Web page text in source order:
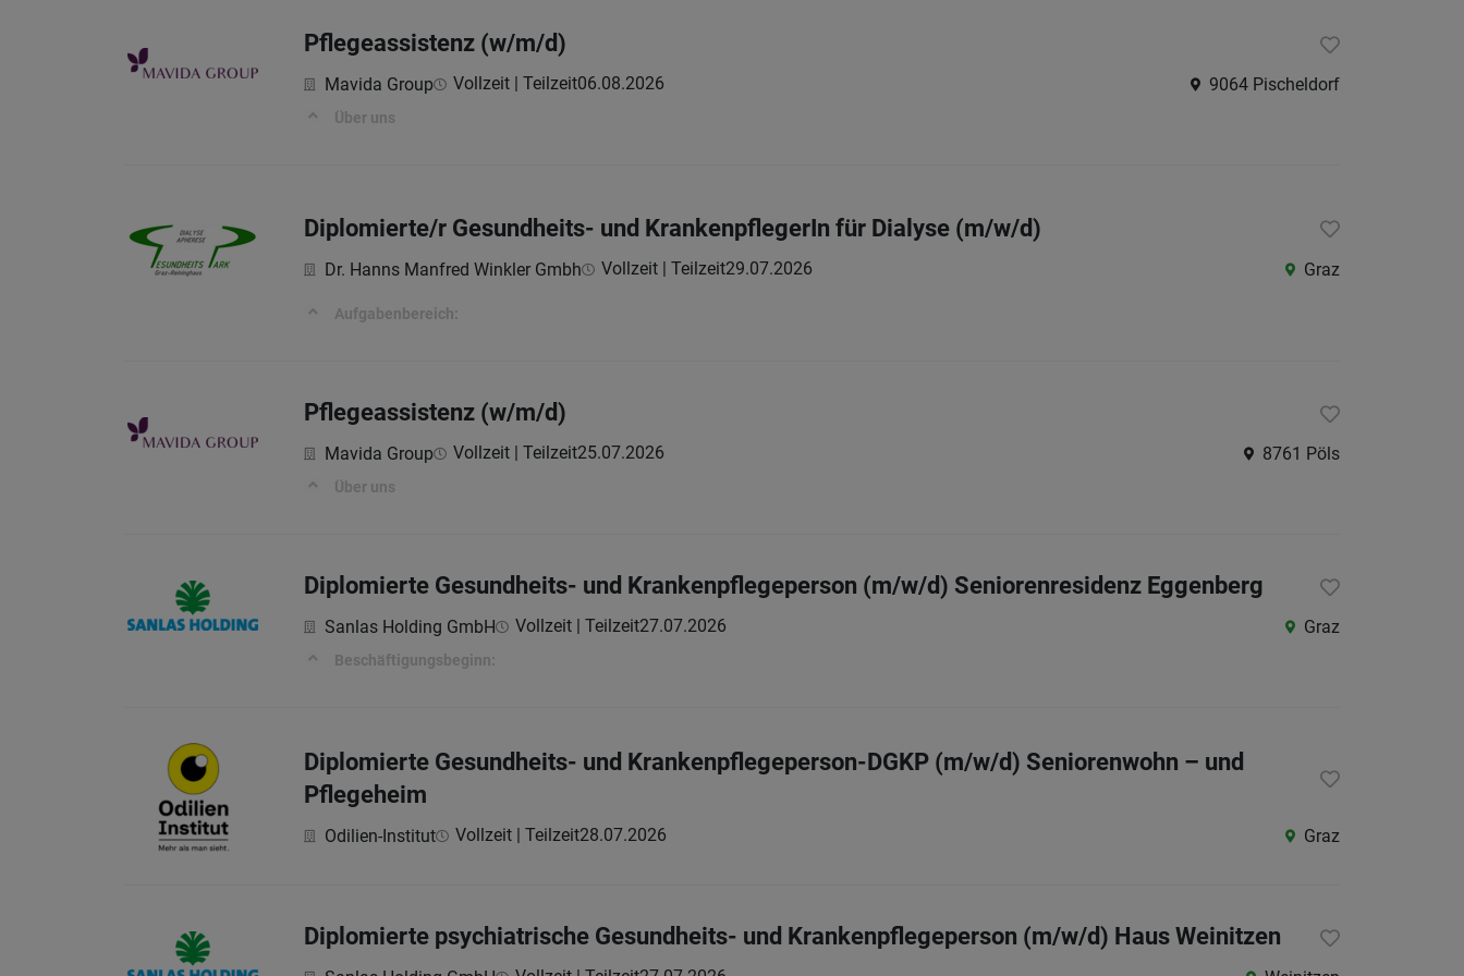
Pflegeassistenz (w/m/d)
Mavida Group Vollzeit | Teilzeit06.08.2026 9064 Pischeldorf
Über uns
Diplomierte/r Gesundheits- und KrankenpflegerIn für Dialyse (m/w/d)
Dr. Hanns Manfred Winkler Gmbh Vollzeit | Teilzeit29.07.2026 Graz
Aufgabenbereich:
Pflegeassistenz (w/m/d)
Mavida Group Vollzeit | Teilzeit25.07.2026 8761 Pöls
Über uns
Diplomierte Gesundheits- und Krankenpflegeperson (m/w/d) Seniorenresidenz Eggenberg
Sanlas Holding GmbH Vollzeit | Teilzeit27.07.2026 Graz
Beschäftigungsbeginn:
Diplomierte Gesundheits- und Krankenpflegeperson-DGKP (m/w/d) Seniorenwohn – und
Pflegeheim
Odilien-Institut Vollzeit | Teilzeit28.07.2026 Graz
Diplomierte psychiatrische Gesundheits- und Krankenpflegeperson (m/w/d) Haus Weinitzen